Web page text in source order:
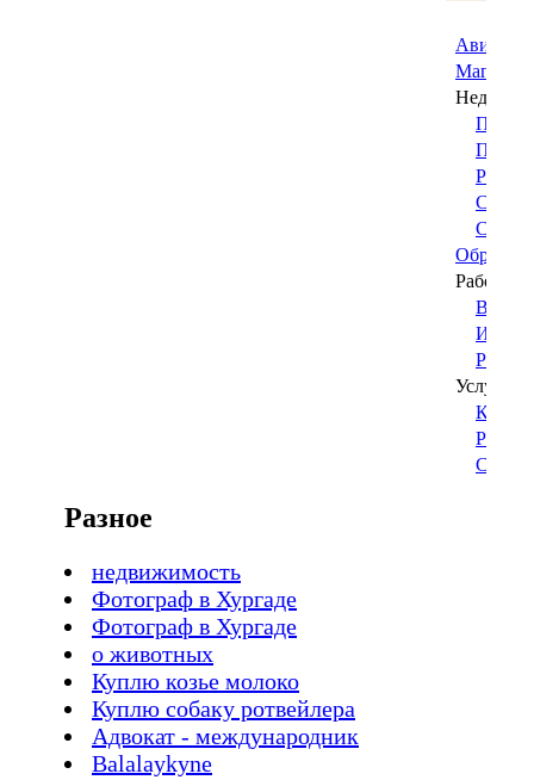
Разное
Сдаю
Сниму
Работа в
Ищу
Разное
Услуги
Разное
Разное
недвижимость
Фотограф в Хургаде
Фотограф в Хургаде
о животных
Куплю козье молоко
Куплю собаку ротвейлера
Адвокат - международник
Balalaykyne